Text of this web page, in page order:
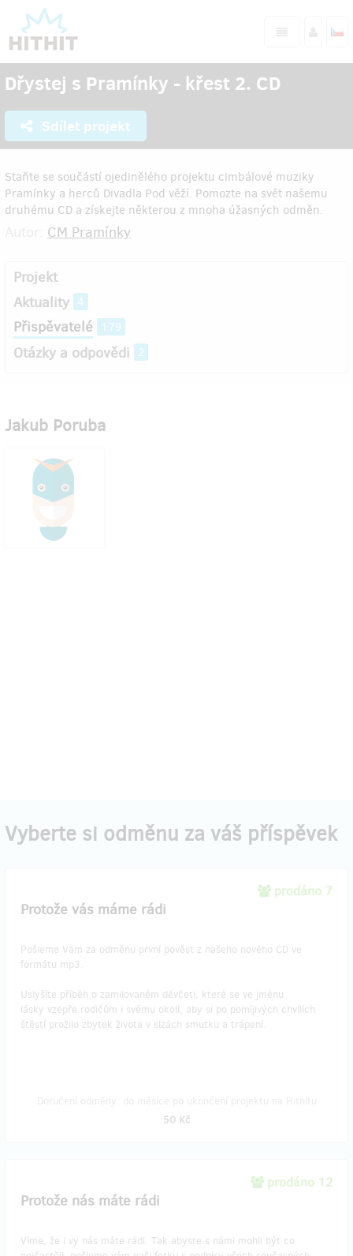
Dřystej s Pramínky - křest 2. CD
Sdílet projekt
Staňte se součástí ojedinělého projektu cimbálové muziky
Pramínky a herců Divadla Pod věží. Pomozte na svět našemu
druhému CD a získejte některou z mnoha úžasných odměn.
CM Pramínky
Projekt
Aktuality 4
Přispěvatelé 179
Otázky a odpovědi 2
Jakub Poruba
Vyberte si odměnu za váš příspěvek
prodáno 7
Protože vás máme rádi
Pošleme Vám za odměnu první pověst z našeho nového CD ve
formátu mp3.
Uslyšíte příběh o zamilovaném děvčeti, které se ve jménu
lásky vzepře rodičům i svému okolí, aby si po pomíjivých chvílích
štěstí prožilo zbytek života v slzách smutku a trápení.
50 Kč
prodáno 12
Protože nás máte rádi
Víme, že i vy nás máte rádi. Tak abyste s námi mohli být co